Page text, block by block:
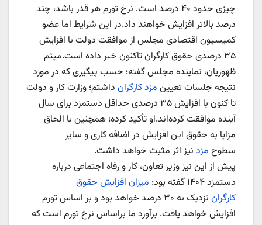
چیزی حدود ۴۰ درصد است. نرخ تورم هر قدر باشد، چند
درصد بالاتر افزایش خواهند داد.در این شرایط اما عضو
کمیسیون اقتصادی مجلس از موافقت دولت با افزایش
۳۵ درصدی حقوق کارگران تاکنون خبر داده است.میثم
ظهوریان، نماینده مجلس گفته؛ حسب پیگیری که در مورد
نتیجه جلسات تعیین مزد کارگران داشتم؛ وزارت کار و دولت
تا کنون با افزایش ۳۵ درصدی حداقل دستمزد برای سال
آینده موافقت کرده‌اند.او تأکید کرده؛ همچنین با الحاق
مزایا به حقوق این افزایش در اضافه کاری و سایر
سطوح مزد نیز اثر مثبت خواهد داشت.
پیش از این نیز وزیر تعاون، کار و رفاه اجتماعی درباره
دستمزد ۱۴۰۴ گفته بود:
میزان افزایش حقوق
کارگران
نزدیک به ۳۰ درصد خواهد بود و بر اساس تورم
افزایش خواهد یافت. برآورد ما براساس نرخ تورم است که